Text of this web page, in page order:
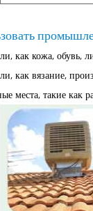
как кожа, обувь,
как вязание,
места, такие как